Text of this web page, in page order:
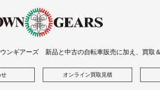
ンギアーズ 新品と中古の自転車販売に加え、買取
せ オンライン買取見積